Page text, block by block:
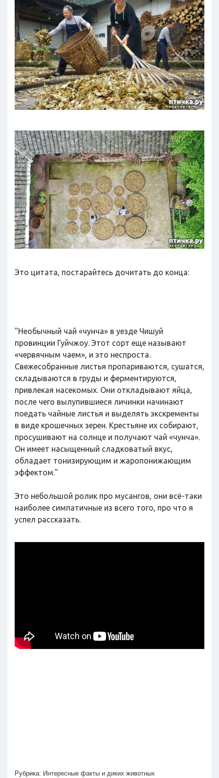
Это цитата, постарайтесь дочитать до конца:
"Необычный чай «чунча» в уезде Чишуй
провинции Гуйчжоу. Этот сорт еще называют
«червячным чаем», и это неспроста.
Свежесобранные листья пропариваются, сушатся,
складываются в груды и ферментируются,
привлекая насекомых. Они откладывают яйца,
после чего вылупившиеся личинки начинают
поедать чайные листья и выделять экскременты
в виде крошечных зерен. Крестьяне их собирают,
просушивают на солнце и получают чай «чунча».
Он имеет насыщенный сладковатый вкус,
обладает тонизирующим и жаропонижающим
эффектом."
Это небольшой ролик про мусангов, они всё-таки
наиболее симпатичные из всего того, про что я
успел рассказать.
Рубрика: Интересные факты и диких животных